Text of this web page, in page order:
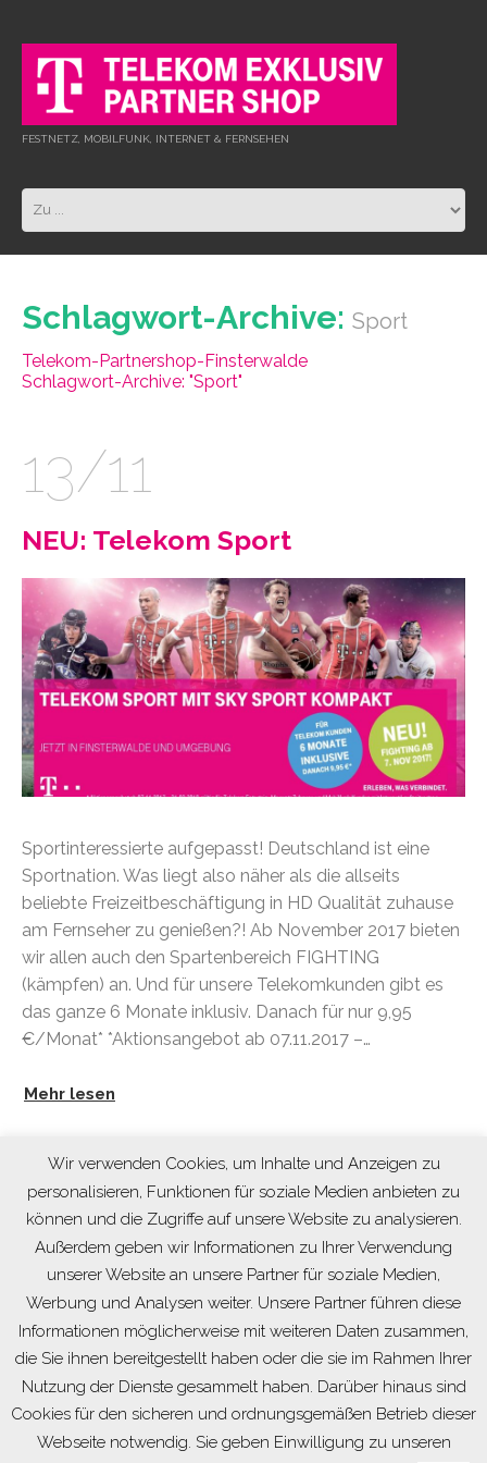
FESTNETZ, MOBILFUNK, INTERNET & FERNSEHEN
Schlagwort-Archive: Sport
Telekom-Partnershop-Finsterwalde
Schlagwort-Archive: "Sport"
13/11
NEU: Telekom Sport
Sportinteressierte aufgepasst! Deutschland ist eine
Sportnation. Was liegt also näher als die allseits
beliebte Freizeitbeschäftigung in HD Qualität zuhause
am Fernseher zu genießen?! Ab November 2017 bieten
wir allen auch den Spartenbereich FIGHTING
(kämpfen) an. Und für unsere Telekomkunden gibt es
das ganze 6 Monate inklusiv. Danach für nur 9,95
€/Monat* *Aktionsangebot ab 07.11.2017 –…
Mehr lesen
Impressum | Datenschutz
Wir verwenden Cookies, um Inhalte und Anzeigen zu
personalisieren, Funktionen für soziale Medien anbieten zu
können und die Zugriffe auf unsere Website zu analysieren.
Außerdem geben wir Informationen zu Ihrer Verwendung
unserer Website an unsere Partner für soziale Medien,
Werbung und Analysen weiter. Unsere Partner führen diese
Informationen möglicherweise mit weiteren Daten zusammen,
die Sie ihnen bereitgestellt haben oder die sie im Rahmen Ihrer
Nutzung der Dienste gesammelt haben. Darüber hinaus sind
Cookies für den sicheren und ordnungsgemäßen Betrieb dieser
Webseite notwendig. Sie geben Einwilligung zu unseren